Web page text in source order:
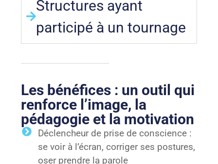
Structures ayant
participé à un tournage
Les bénéfices : un outil qui
renforce l’image, la
pédagogie et la motivation
Déclencheur de prise de conscience :
se voir à l’écran, corriger ses postures,
oser prendre la parole